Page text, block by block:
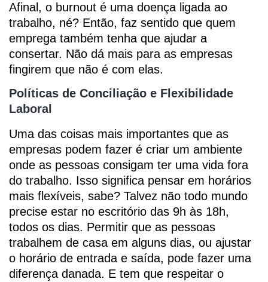
Afinal, o burnout é uma doença ligada ao
trabalho, né? Então, faz sentido que quem
emprega também tenha que ajudar a
consertar. Não dá mais para as empresas
fingirem que não é com elas.
Políticas de Conciliação e Flexibilidade
Laboral
Uma das coisas mais importantes que as
empresas podem fazer é criar um ambiente
onde as pessoas consigam ter uma vida fora
do trabalho. Isso significa pensar em horários
mais flexíveis, sabe? Talvez não todo mundo
precise estar no escritório das 9h às 18h,
todos os dias. Permitir que as pessoas
trabalhem de casa em alguns dias, ou ajustar
o horário de entrada e saída, pode fazer uma
diferença danada. E tem que respeitar o